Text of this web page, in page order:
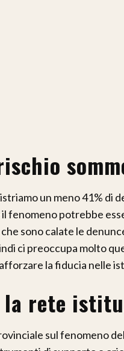
un meno 41% di
fenomeno potrebbe
sono calate le
ci preoccupa molto
la fiducia nelle
la rete
sul fenomeno